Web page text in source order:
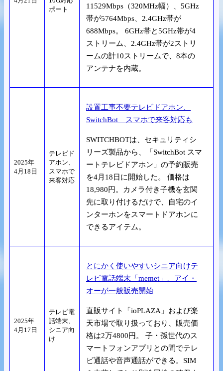
ポート
11529Mbps（320MHz幅）、5GHz
帯が5764Mbps、2.4GHz帯が
688Mbps。 6GHz帯と5GHz帯が4
ストリーム、2.4GHz帯が2ストリ
ームの計10ストリームで、8本の
アンテナを内蔵。
2025年
4月18日
テレビド
アホン、
スマホで
来客対応
設置工事不要テレビドアホン、
SwitchBot スマホで来客対応も
SWITCHBOTは、セキュリティシ
リーズ製品から、「SwitchBot スマ
ートテレビドアホン」の予約販売
を4月18日に開始した。 価格は
18,980円。カメラ付き子機を玄関
先に取り付けるだけで、自宅のイ
ンターホンをスマートドアホンに
できるアイテム。
2025年
4月17日
テレビ電
話端末、
シニア向
け
とにかく使いやすいシニア向けテ
レビ電話端末「memet」、アイ・
オーが一般販売開始
直販サイト「ioPLAZA」および楽
天市場で取り扱っており、販売価
格は2万4800円。 子・孫世代のス
マートフォンアプリとの間でテレ
ビ通話や音声通話ができる。SIM